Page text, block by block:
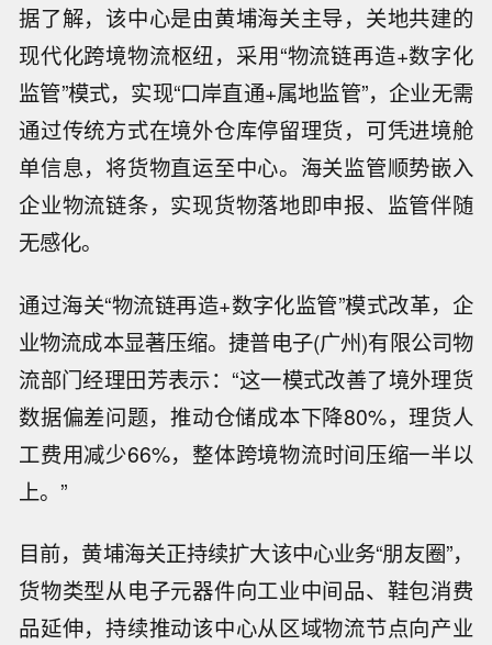
据了解，该中心是由黄埔海关主导，关地共建的
现代化跨境物流枢纽，采用“物流链再造+数字化
监管”模式，实现“口岸直通+属地监管”，企业无需
通过传统方式在境外仓库停留理货，可凭进境舱
单信息，将货物直运至中心。海关监管顺势嵌入
企业物流链条，实现货物落地即申报、监管伴随
无感化。
通过海关“物流链再造+数字化监管”模式改革，企
业物流成本显著压缩。捷普电子(广州)有限公司物
流部门经理田芳表示：“这一模式改善了境外理货
数据偏差问题，推动仓储成本下降80%，理货人
工费用减少66%，整体跨境物流时间压缩一半以
上。”
目前，黄埔海关正持续扩大该中心业务“朋友圈”，
货物类型从电子元器件向工业中间品、鞋包消费
品延伸，持续推动该中心从区域物流节点向产业